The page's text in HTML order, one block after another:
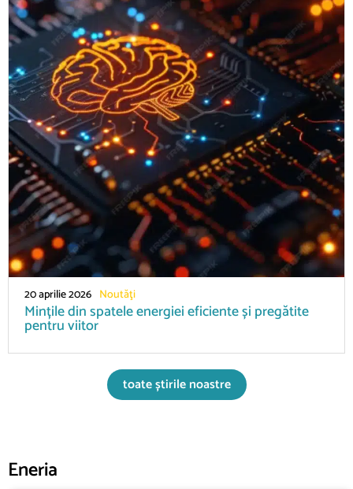
20 aprilie 2026 Noutăţi
Mințile din spatele energiei eficiente și pregătite
pentru viitor
toate știrile noastre
Eneria